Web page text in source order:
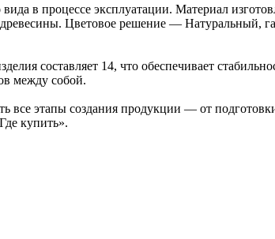
в процессе эксплуатации. Материал
древесины. Цветовое решение — Натуральный,
составляет 14, что обеспечивает
между собой.
все этапы создания продукции — от
купить».